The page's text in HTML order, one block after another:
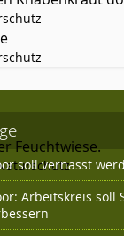
Feuchtwiese.
soll vernässt
Arbeitskreis soll